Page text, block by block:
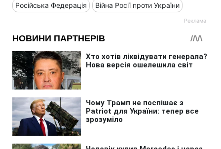
Російська Федерація Війна Росії проти України